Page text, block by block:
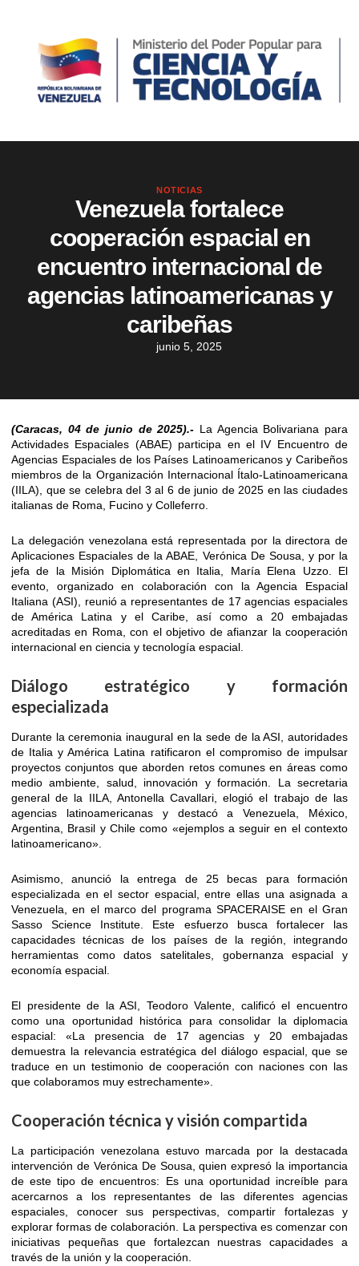
NOTICIAS
Venezuela fortalece
cooperación espacial en
encuentro internacional de
agencias latinoamericanas y
caribeñas
junio 5, 2025
(Caracas, 04 de junio de 2025).- La Agencia Bolivariana para
Actividades Espaciales (ABAE) participa en el IV Encuentro de
Agencias Espaciales de los Países Latinoamericanos y Caribeños
miembros de la Organización Internacional Ítalo-Latinoamericana
(IILA), que se celebra del 3 al 6 de junio de 2025 en las ciudades
italianas de Roma, Fucino y Colleferro.
La delegación venezolana está representada por la directora de
Aplicaciones Espaciales de la ABAE, Verónica De Sousa, y por la
jefa de la Misión Diplomática en Italia, María Elena Uzzo. El
evento, organizado en colaboración con la Agencia Espacial
Italiana (ASI), reunió a representantes de 17 agencias espaciales
de América Latina y el Caribe, así como a 20 embajadas
acreditadas en Roma, con el objetivo de afianzar la cooperación
internacional en ciencia y tecnología espacial.
Diálogo estratégico y formación
especializada
Durante la ceremonia inaugural en la sede de la ASI, autoridades
de Italia y América Latina ratificaron el compromiso de impulsar
proyectos conjuntos que aborden retos comunes en áreas como
medio ambiente, salud, innovación y formación. La secretaria
general de la IILA, Antonella Cavallari, elogió el trabajo de las
agencias latinoamericanas y destacó a Venezuela, México,
Argentina, Brasil y Chile como «ejemplos a seguir en el contexto
latinoamericano».
Asimismo, anunció la entrega de 25 becas para formación
especializada en el sector espacial, entre ellas una asignada a
Venezuela, en el marco del programa SPACERAISE en el Gran
Sasso Science Institute. Este esfuerzo busca fortalecer las
capacidades técnicas de los países de la región, integrando
herramientas como datos satelitales, gobernanza espacial y
economía espacial.
El presidente de la ASI, Teodoro Valente, calificó el encuentro
como una oportunidad histórica para consolidar la diplomacia
espacial: «La presencia de 17 agencias y 20 embajadas
demuestra la relevancia estratégica del diálogo espacial, que se
traduce en un testimonio de cooperación con naciones con las
que colaboramos muy estrechamente».
Cooperación técnica y visión compartida
La participación venezolana estuvo marcada por la destacada
intervención de Verónica De Sousa, quien expresó la importancia
de este tipo de encuentros: Es una oportunidad increíble para
acercarnos a los representantes de las diferentes agencias
espaciales, conocer sus perspectivas, compartir fortalezas y
explorar formas de colaboración. La perspectiva es comenzar con
iniciativas pequeñas que fortalezcan nuestras capacidades a
través de la unión y la cooperación.